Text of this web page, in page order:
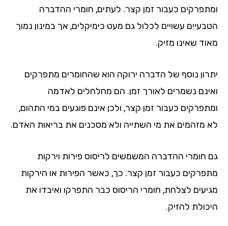
ומתפרקים כעבור זמן קצר. לעתים, חומרי ההדברה
הטבעיים עשויים לכלול גם מעט כימיקלים, אך במינון נמוך
מאוד שאינו מזיק.
יתרון נוסף של הדברה ירוקה הוא שהחומרים מתפרקים
ואינם נשמרים לאורך זמן. הם מחלחלים לאדמה
ומתפרקים כעבור זמן קצר, ולכן אינם פוגעים במי התהום,
לא מזהמים את מי השתייה ולא מסכנים את בריאות האדם.
גם חומרי ההדברה המשמשים לריסוס פירות וירקות
מתפרקים כעבור זמן קצר. כך, כאשר הפירות או הירקות
מגיעים לצלחת, חומרי הריסוס כבר התפרקו ואיבדו את
היכולת להזיק.